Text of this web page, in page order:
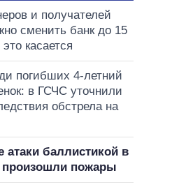
и получателей
сменить банк до 15
касается
погибших 4-летний
в ГСЧС уточнили
обстрела на
атаки баллистикой в
произошли пожары